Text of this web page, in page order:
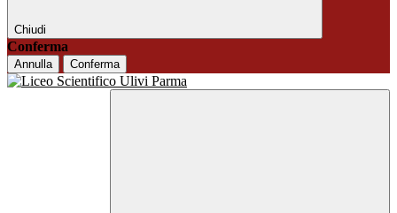
Chiudi
Conferma
Annulla Conferma